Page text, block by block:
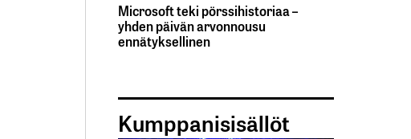
Microsoft teki pörssihistoriaa –
yhden päivän arvonnousu
ennätyksellinen
Kumppanisisällöt